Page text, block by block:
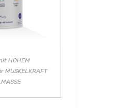
HOHEM
MUSKELKRAFT